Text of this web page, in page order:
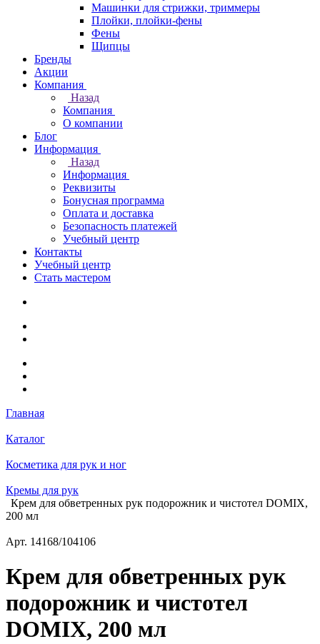
Машинки для стрижки, триммеры
Плойки, плойки-фены
Фены
Щипцы
Бренды
Акции
Компания
Назад
Компания
О компании
Блог
Информация
Назад
Информация
Реквизиты
Бонусная программа
Оплата и доставка
Безопасность платежей
Учебный центр
Контакты
Учебный центр
Стать мастером
Главная
Каталог
Косметика для рук и ног
Кремы для рук
Крем для обветренных рук подорожник и чистотел DOMIX,
200 мл
Арт. 14168/104106
Крем для обветренных рук
подорожник и чистотел
DOMIX, 200 мл